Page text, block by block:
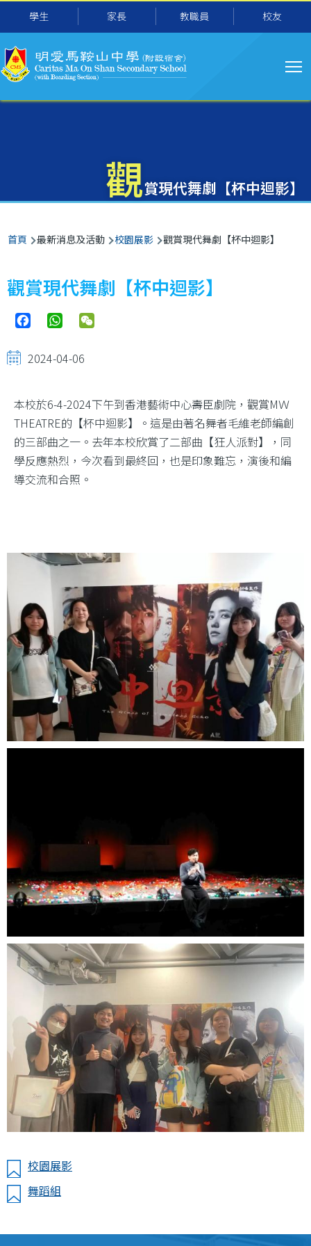
移至主內容
學生 家長 教職員 校友
导
航
觀賞現代舞劇【杯中迴影】
導
航
連
結
首頁 最新消息及活動 校園展影 觀賞現代舞劇【杯中迴影】
觀賞現代舞劇【杯中迴影】
FacebookWhatsApp
2024-04-06
本校於6-4-2024下午到香港藝術中心壽臣劇院，觀賞MＷ
THEATRE的【杯中迴影】。這是由著名舞者毛維老師編創
的三部曲之一。去年本校欣賞了二部曲【狂人派對】，同
學反應熱烈，今次看到最終回，也是印象難忘，演後和編
導交流和合照。
校園展影
舞蹈組